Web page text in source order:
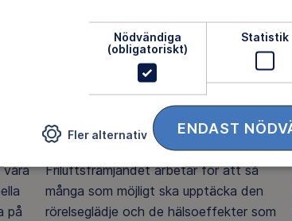
våra
på
Ett friluftsliv för alla
Friluftsfrämjandet arbetar för att så
många som möjligt ska upptäcka den
rörelseglädje och de hälsoeffekter som
Nödvändiga
(obligatoriskt)
Statistik
ENDAST
Fler alternativ